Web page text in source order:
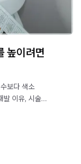
높이려면
보다 색소
발 이유, 시술